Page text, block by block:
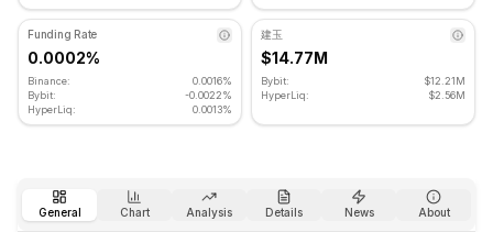
Funding Rate
0.0002%
Binance:
0.0016%
Bybit:
-0.0022%
HyperLiq:
0.0013%
建玉
$14.77M
Bybit:
$12.21M
HyperLiq:
$2.56M
General Chart Analysis Details News About